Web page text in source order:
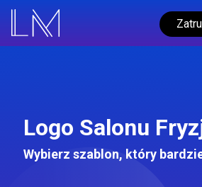
Logo Salonu
Wybierz szablon, który